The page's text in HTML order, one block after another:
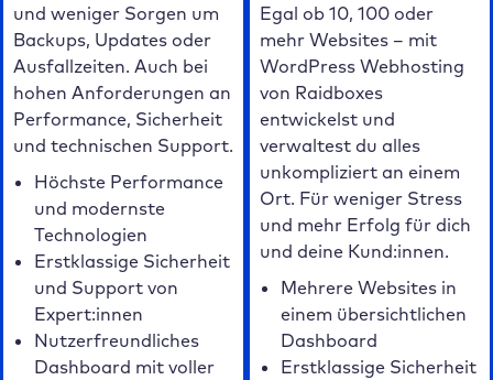
und weniger Sorgen um
Backups, Updates oder
Ausfallzeiten. Auch bei
hohen Anforderungen an
Performance, Sicherheit
und technischen Support.
Höchste Performance
und modernste
Technologien
Erstklassige Sicherheit
und Support von
Expert:innen
Nutzerfreundliches
Dashboard mit voller
Egal ob 10, 100 oder
mehr Websites – mit
WordPress Webhosting
von Raidboxes
entwickelst und
verwaltest du alles
unkompliziert an einem
Ort. Für weniger Stress
und mehr Erfolg für dich
und deine Kund:innen.
Mehrere Websites in
einem übersichtlichen
Dashboard
Erstklassige Sicherheit